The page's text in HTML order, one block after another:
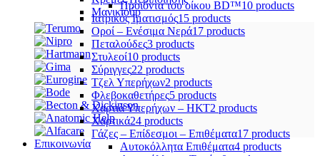
Μανικιούρ
Επικοινωνία
Προϊόντα του οίκου BD™10 products
Ιατρικός Ιματισμός15 products
Οροί – Ενέσιμα Νερά17 products
Πεταλούδες3 products
Στυλεοί10 products
Σύριγγες22 products
Τζελ Υπερήχων2 products
Φλεβοκαθετήρες5 products
Χαρτιά Υπερήχων – ΗΚΤ2 products
Χαρτικά24 products
Γάζες – Επίδεσμοι – Επιθέματα17 products
Αυτοκόλλητα Επιθέματα4 products